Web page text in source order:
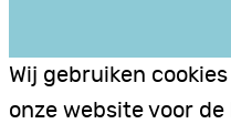
Wij gebruiken
onze website voor